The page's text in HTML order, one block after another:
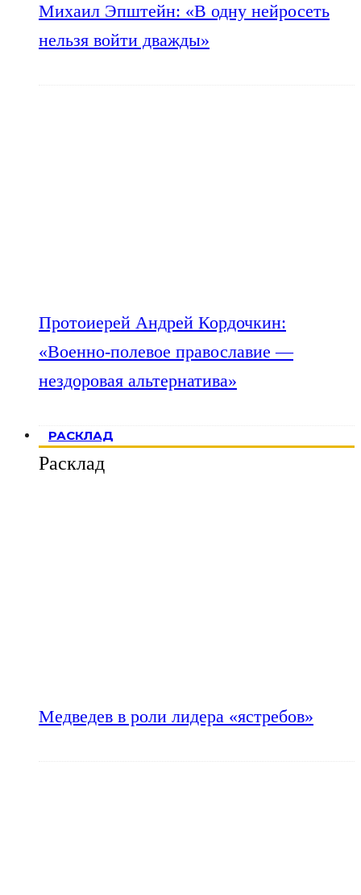
Михаил Эпштейн: «В одну нейросеть
нельзя войти дважды»
Протоиерей Андрей Кордочкин:
«Военно-полевое православие —
нездоровая альтернатива»
РАСКЛАД
Расклад
Медведев в роли лидера «ястребов»